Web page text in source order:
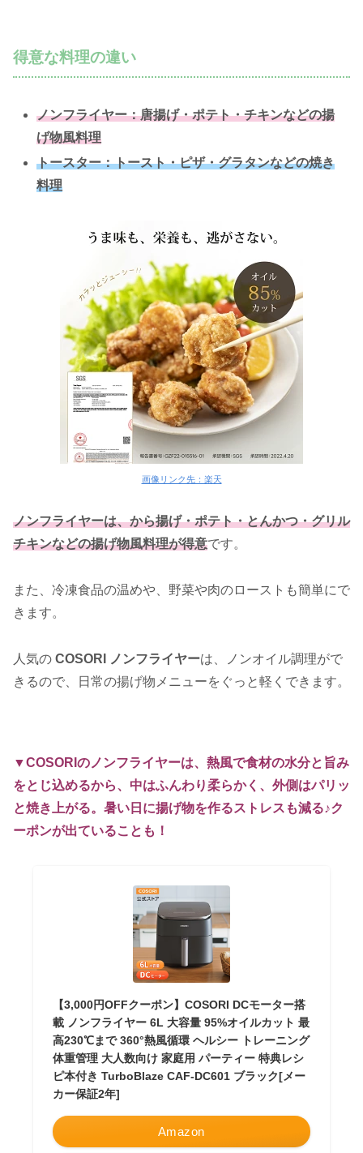
得意な料理の違い
ノンフライヤー：唐揚げ・ポテト・チキンなどの揚
げ物風料理
トースター：トースト・ピザ・グラタンなどの焼き
料理
画像リンク先：楽天
ノンフライヤーは、から揚げ・ポテト・とんかつ・グリル
チキンなどの揚げ物風料理が得意です。
また、冷凍食品の温めや、野菜や肉のローストも簡単にで
きます。
人気の COSORI ノンフライヤーは、ノンオイル調理がで
きるので、日常の揚げ物メニューをぐっと軽くできます。
▼COSORIのノンフライヤーは、熱風で食材の水分と旨み
をとじ込めるから、中はふんわり柔らかく、外側はパリッ
と焼き上がる。暑い日に揚げ物を作るストレスも減る♪ク
ーポンが出ていることも！
【3,000円OFFクーポン】COSORI DCモーター搭
載 ノンフライヤー 6L 大容量 95%オイルカット 最
高230℃まで 360°熱風循環 ヘルシー トレーニング
体重管理 大人数向け 家庭用 パーティー 特典レシ
ピ本付き TurboBlaze CAF-DC601 ブラック[メー
カー保証2年]
Amazon